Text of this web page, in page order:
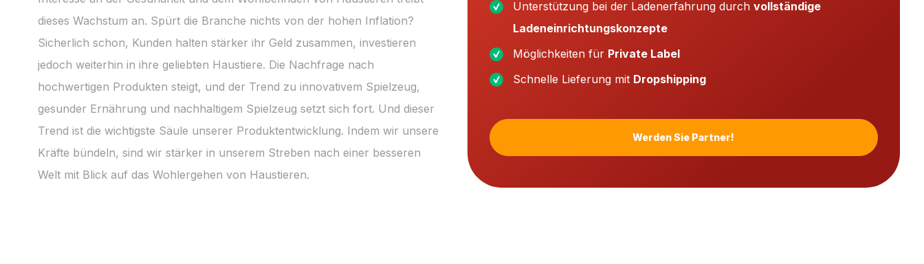
dieses Wachstum an. Spürt die Branche nichts von der hohen Inflation?
Sicherlich schon, Kunden halten stärker ihr Geld zusammen, investieren
jedoch weiterhin in ihre geliebten Haustiere. Die Nachfrage nach
hochwertigen Produkten steigt, und der Trend zu innovativem Spielzeug,
gesunder Ernährung und nachhaltigem Spielzeug setzt sich fort. Und dieser
Trend ist die wichtigste Säule unserer Produktentwicklung. Indem wir unsere
Kräfte bündeln, sind wir stärker in unserem Streben nach einer besseren
Welt mit Blick auf das Wohlergehen von Haustieren.
Unterstützung bei der Ladenerfahrung durch vollständige
Ladeneinrichtungskonzepte
Möglichkeiten für Private Label
Schnelle Lieferung mit Dropshipping
Werden Sie Partner!